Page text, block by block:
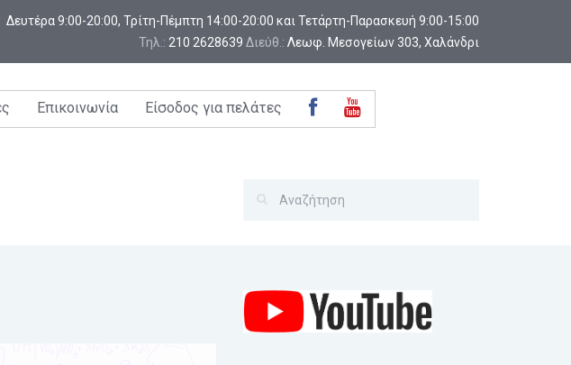
Δευτέρα 9:00-20:00, Τρίτη-Πέμπτη 14:00-20:00 και Τετάρτη-Παρασκευή 9:00-15:00
Τηλ.: 210 2628639 Διεύθ.: Λεωφ. Μεσογείων 303, Χαλάνδρι
Επικοινωνία Είσοδος για πελάτες